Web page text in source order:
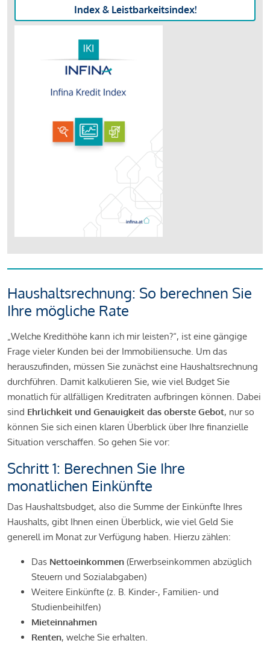
Index & Leistbarkeitsindex!
Haushaltsrechnung: So berechnen Sie
Ihre mögliche Rate
„Welche Kredithöhe kann ich mir leisten?“, ist eine gängige
Frage vieler Kunden bei der Immobiliensuche. Um das
herauszufinden, müssen Sie zunächst eine Haushaltsrechnung
durchführen. Damit kalkulieren Sie, wie viel Budget Sie
monatlich für allfälligen Kreditraten aufbringen können. Dabei
sind Ehrlichkeit und Genauigkeit das oberste Gebot, nur so
können Sie sich einen klaren Überblick über Ihre finanzielle
Situation verschaffen. So gehen Sie vor:
Schritt 1: Berechnen Sie Ihre
monatlichen Einkünfte
Das Haushaltsbudget, also die Summe der Einkünfte Ihres
Haushalts, gibt Ihnen einen Überblick, wie viel Geld Sie
generell im Monat zur Verfügung haben. Hierzu zählen:
Das Nettoeinkommen (Erwerbseinkommen abzüglich
Steuern und Sozialabgaben)
Weitere Einkünfte (z. B. Kinder-, Familien- und
Studienbeihilfen)
Mieteinnahmen
Renten, welche Sie erhalten.